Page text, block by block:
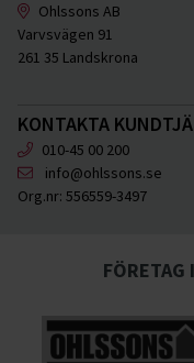
Ohlssons AB
Varvsvägen 91
261 35 Landskrona
KONTAKTA
010-45 00 200
info@ohlssons.se
Org.nr: 556559-3497
FÖRETAG